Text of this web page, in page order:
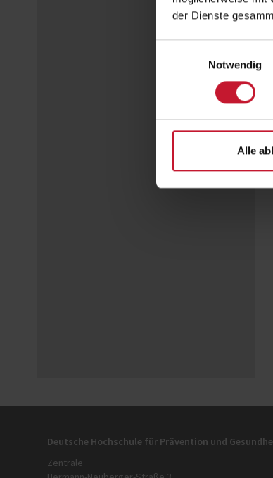
der Dienste
Notwendig
Alle
Deutsche Hochschule für Prävention und
Zentrale